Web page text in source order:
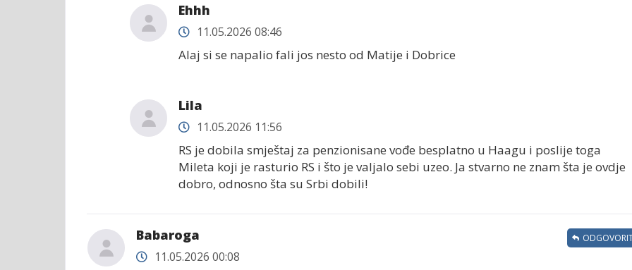
Ehhh
11.05.2026 08:46
Alaj si se napalio fali jos nesto od Matije i Dobrice
Lila
11.05.2026 11:56
RS je dobila smještaj za penzionisane vođe besplatno u Haagu i poslije toga
Mileta koji je rasturio RS i što je valjalo sebi uzeo. Ja stvarno ne znam šta je ovdje
dobro, odnosno šta su Srbi dobili!
Babaroga
11.05.2026 00:08